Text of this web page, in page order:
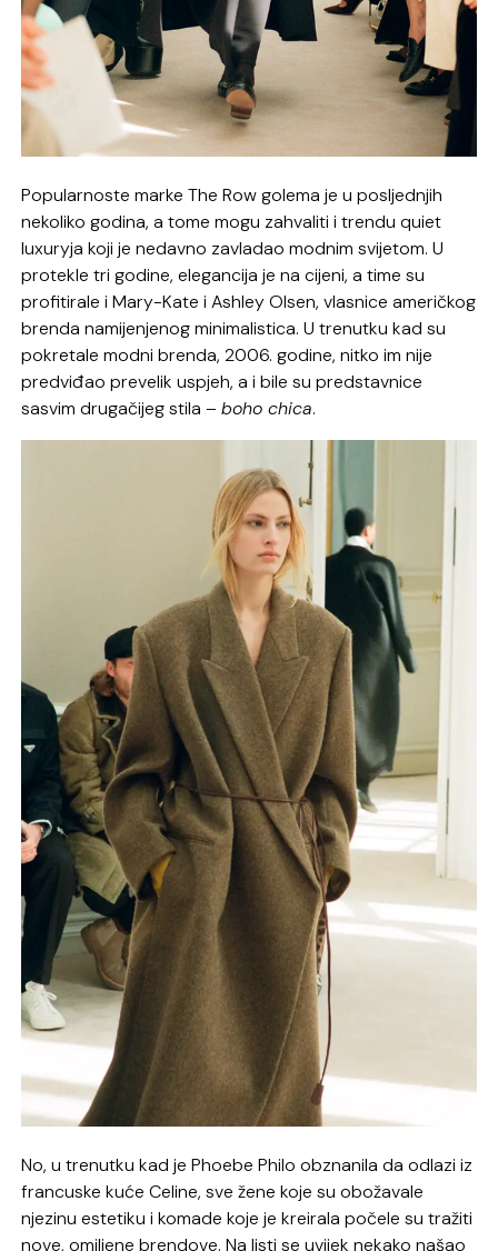
Popularnoste marke The Row golema je u posljednjih
nekoliko godina, a tome mogu zahvaliti i trendu quiet
luxuryja koji je nedavno zavladao modnim svijetom. U
protekle tri godine, elegancija je na cijeni, a time su
profitirale i Mary-Kate i Ashley Olsen, vlasnice američkog
brenda namijenjenog minimalistica. U trenutku kad su
pokretale modni brenda, 2006. godine, nitko im nije
predviđao prevelik uspjeh, a i bile su predstavnice
sasvim drugačijeg stila –boho chica.
No, u trenutku kad je Phoebe Philo obznanila da odlazi iz
francuske kuće Celine, sve žene koje su obožavale
njezinu estetiku i komade koje je kreirala počele su tražiti
nove, omiljene brendove. Na listi se uvijek nekako našao